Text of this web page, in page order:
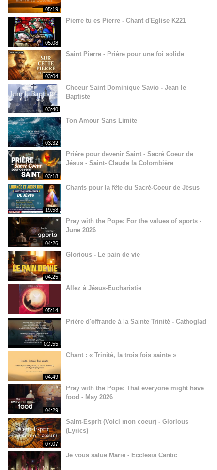
05:19
05:08
Pierre tu es Pierre - Chant d'Eglise K221
03:04
Saint Pierre - Prière pour une foi solide
03:40
Choeur Saint Dominique Savio - Jean le
Baptiste
03:32
Ton Amour Sans Limite
03:18
Prière pour devenir Saint - Sacré Coeur de
Jésus - Saint- Claude la Colombière
19:58
Chants pour la fête du Sacré-Coeur de Jésus
04:26
Pray with the Pope: For the values of sports -
June 2026
04:25
Glorious - Le pain de vie
05:14
Allez à Jésus-Eucharistie
0O:55
Prière d'offrande à la Sainte Trinité - Cathoglad
04:49
Chant : « Trinité, la trois fois sainte »
04:29
Pray with the Pope: That everyone might have
food - May 2026
07:07
Saint-Esprit (Voici mon coeur) - Glorious
(Lyrics)
Je vous salue Marie - Ecclesia Cantic